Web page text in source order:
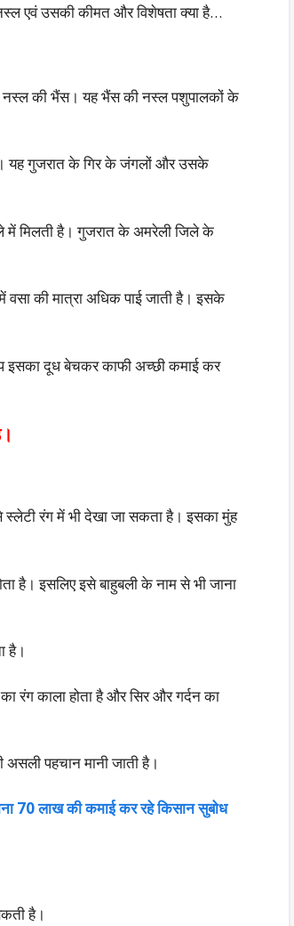
एवं उसकी कीमत और विशेषता क्या है…
नस्ल की भैंस। यह भैंस की नस्ल पशुपालकों के
है। यह गुजरात के गिर के जंगलों और उसके
में मिलती है। गुजरात के अमरेली जिले के
की मात्रा अधिक पाई जाती है। इसके
दूध बेचकर काफी अच्छी कमाई कर
रंग में भी देखा जा सकता है। इसका मुंह
है। इसलिए इसे बाहुबली के नाम से भी जाना
है।
रंग काला होता है और सिर और गर्दन का
पहचान मानी जाती है।
70 लाख की कमाई कर रहे किसान सुबोध
है।